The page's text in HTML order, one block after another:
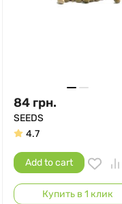
84 грн.
SEEDS
4.7
Add to cart
Купить в 1 клик